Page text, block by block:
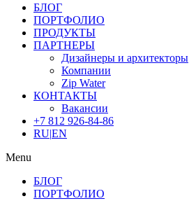
БЛОГ
ПОРТФОЛИО
ПРОДУКТЫ
ПАРТНЕРЫ
Дизайнеры и архитекторы
Компании
Zip Water
КОНТАКТЫ
Вакансии
+7 812 926-84-86
RU|EN
Menu
БЛОГ
ПОРТФОЛИО